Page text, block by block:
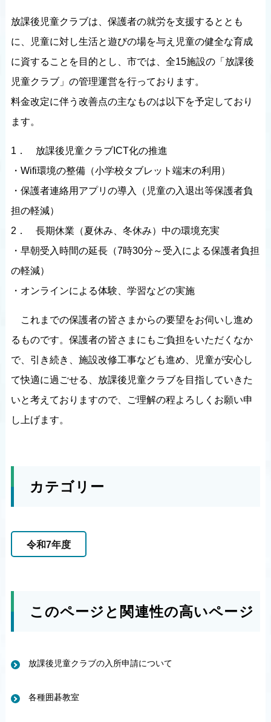
放課後児童クラブは、保護者の就労を支援するととも
に、児童に対し生活と遊びの場を与え児童の健全な育成
に資することを目的とし、市では、全15施設の「放課後
児童クラブ」の管理運営を行っております。
料金改定に伴う改善点の主なものは以下を予定しており
ます。
1． 放課後児童クラブICT化の推進
・Wifi環境の整備（小学校タブレット端末の利用）
・保護者連絡用アプリの導入（児童の入退出等保護者負
担の軽減）
2． 長期休業（夏休み、冬休み）中の環境充実
・早朝受入時間の延長（7時30分～受入による保護者負担
の軽減）
・オンラインによる体験、学習などの実施
これまでの保護者の皆さまからの要望をお伺いし進め
るものです。保護者の皆さまにもご負担をいただくなか
で、引き続き、施設改修工事なども進め、児童が安心し
て快適に過ごせる、放課後児童クラブを目指していきた
いと考えておりますので、ご理解の程よろしくお願い申
し上げます。
カテゴリー
令和7年度
このページと関連性の高いページ
放課後児童クラブの入所申請について
各種囲碁教室